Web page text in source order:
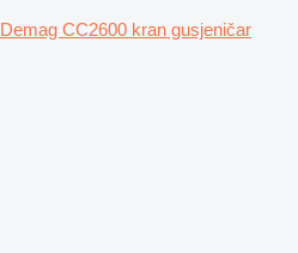
Demag CC2600 kran gusjeničar